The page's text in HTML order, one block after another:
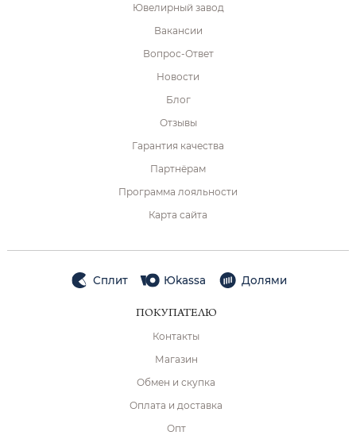
Ювелирный завод
Вакансии
Вопрос-Ответ
Новости
Блог
Отзывы
Гарантия качества
Партнёрам
Программа лояльности
Карта сайта
Сплит Юkassa Долями
ПОКУПАТЕЛЮ
Контакты
Магазин
Обмен и скупка
Оплата и доставка
Опт